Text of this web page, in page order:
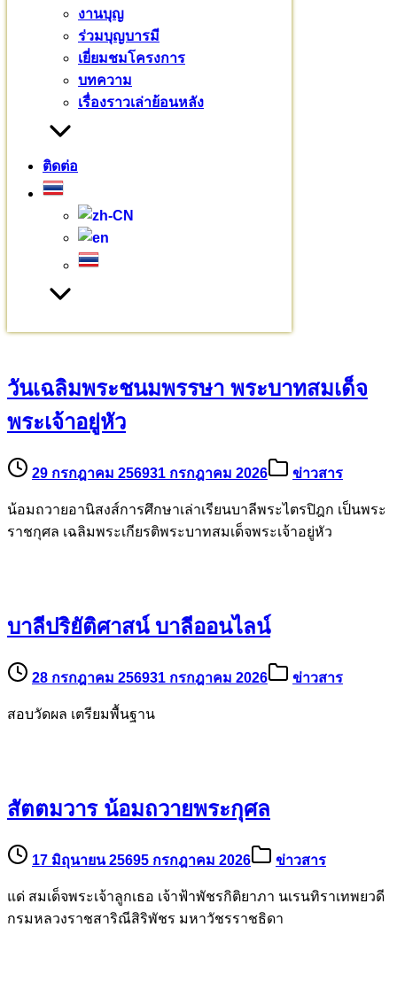
งานบุญ
ร่วมบุญบารมี
เยี่ยมชมโครงการ
บทความ
เรื่องราวเล่าย้อนหลัง
ติดต่อ
รศ.ดร. เวทย์ บรรณกรกุล
๐๘๑ – ๙๔๓ – ๒๖๖๕
Pali English บาลีเถรวาท
สามเณรสีหะ
หมวดหมู่
ข่าวสาร
งานบุญ(18)
บทความ(80)
พระมหากรุณาธิคุณ
ร่วมบุญบารมี
เรียนบาลี(3)
บทความอื่นๆ
พระเจ้าอยู่หัว
น้อมถวายอานิสงส์การศึกษาเล่าเรียนบาลีพระไตรปิฎก เป็นพระ
ราชกุศล เฉลิมพระเกียรติพระบาทสมเด็จพระเจ้าอยู่หัว
บาลีปริยัติศาสน์ บาลีออนไลน์
สอบวัดผล เตรียมพื้นฐาน
สัตตมวาร น้อมถวายพระกุศล